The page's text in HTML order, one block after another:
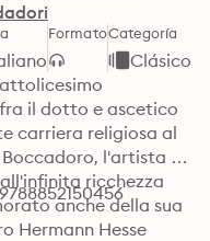
FormatoCategoría
Clásicos
il dotto e ascetico
carriera religiosa al
l'artista
ricchezza
anche della sua
Hermann Hesse